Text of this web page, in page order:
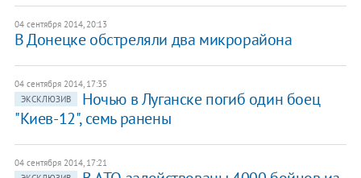
04 сентября 2014, 20:13
В Донецке обстреляли два микрорайона
04 сентября 2014, 17:35
ЭКСКЛЮЗИВ
Ночью в Луганске погиб один боец
"Киев-12", семь ранены
04 сентября 2014, 17:21